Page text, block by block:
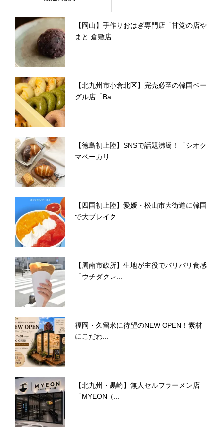
【岡山】手作りおはぎ専門店「甘党の店や
まと 倉敷店...
【北九州市小倉北区】完売必至の韓国ベー
グル店「Ba...
【徳島初上陸】SNSで話題沸騰！「シオク
マベーカリ...
【四国初上陸】愛媛・松山市大街道に韓国
で大ブレイク...
【周南市政所】生地が主役でパリパリ食感
「ウチダクレ...
福岡・久留米に待望のNEW OPEN！素材
にこだわ...
【北九州・黒崎】無人セルフラーメン店
「MYEON（...